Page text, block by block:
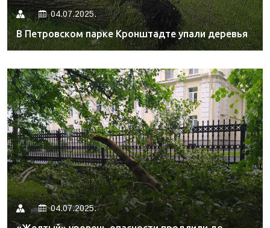
04.07.2025.
В Петровском парке Кронштадте упали деревья
04.07.2025.